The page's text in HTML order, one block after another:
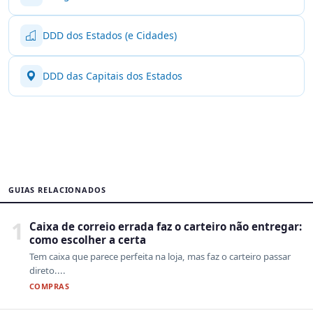
DDD dos Estados (e Cidades)
DDD das Capitais dos Estados
GUIAS RELACIONADOS
1
Caixa de correio errada faz o carteiro não entregar:
como escolher a certa
Tem caixa que parece perfeita na loja, mas faz o carteiro passar
direto....
COMPRAS